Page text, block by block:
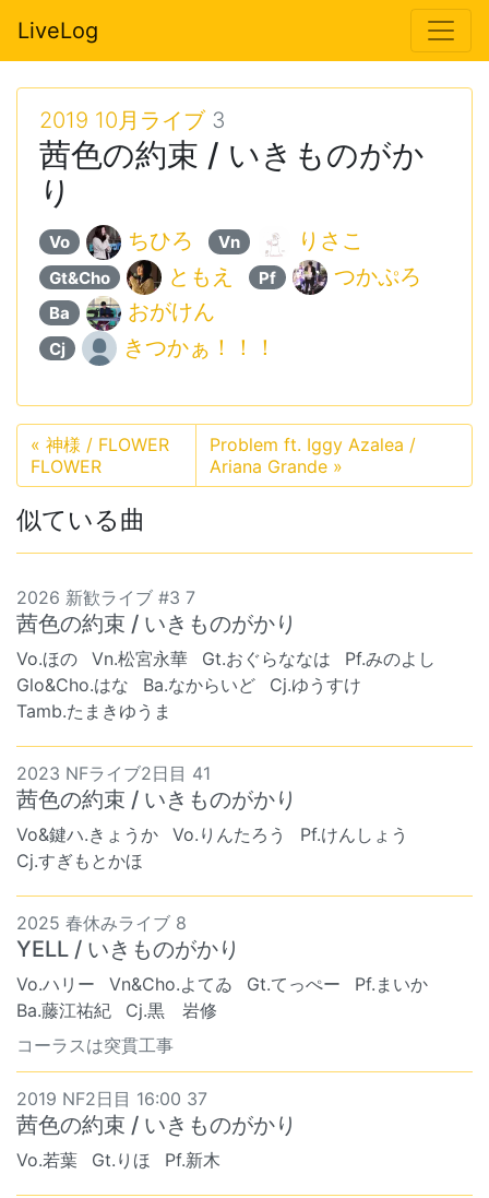
LiveLog
2019 10月ライブ3
茜色の約束 / いきものがか
り
Vo ちひろ Vn りさこ
Gt&Cho ともえ Pf つかぷろ
Ba おがけん
Cj きつかぁ！！！
« 神様 / FLOWER
FLOWER
Problem ft. Iggy Azalea /
Ariana Grande »
似ている曲
2026 新歓ライブ #3 7
茜色の約束 / いきものがかり
Vo.ほの Vn.松宮永華 Gt.おぐらななは
Pf.みのよし
Glo&Cho.はな
Ba.なからいど
Cj.ゆうすけ
Tamb.たまきゆうま
2023 NFライブ2日目 41
茜色の約束 / いきものがかり
Vo&鍵ハ.きょうか Vo.りんたろう
Pf.けんしょう
Cj.すぎもとかほ
2025 春休みライブ 8
YELL / いきものがかり
Vo.ハリー Vn&Cho.よてゐ Gt.てっぺー
Pf.まいか
Ba.藤江祐紀
Cj.黒 岩修
コーラスは突貫工事
2019 NF2日目 16:00 37
茜色の約束 / いきものがかり
Vo.若葉 Gt.りほ Pf.新木